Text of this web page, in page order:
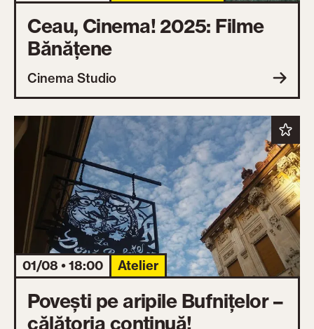
Ceau, Cinema! 2025: Filme
Bănățene
Cinema Studio
01/08 • 18:00 Atelier
Povești pe aripile Bufnițelor –
călătoria continuă!